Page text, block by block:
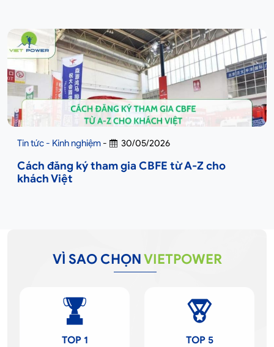
Tin tức - Kinh nghiệm - 30/05/2026
Cách đăng ký tham gia CBFE từ A-Z cho
khách Việt
VÌ SAO CHỌNVIETPOWER
TOP 1 TOP 5